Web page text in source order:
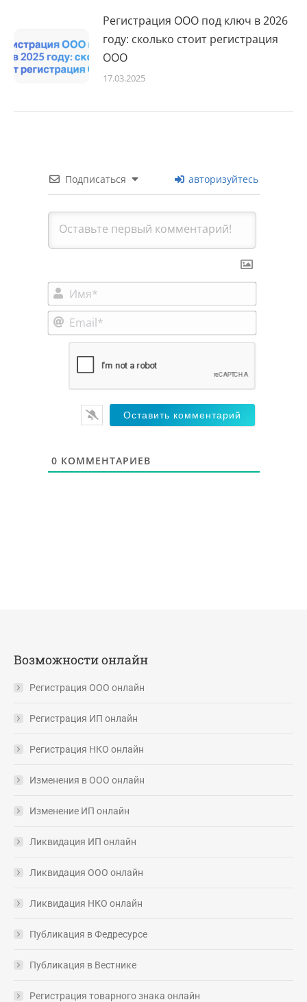
Регистрация ООО под ключ в 2026
году: сколько стоит регистрация
ООО
17.03.2025
Подписаться авторизуйтесь
0 КОММЕНТАРИЕВ
Возможности онлайн
Регистрация ООО онлайн
Регистрация ИП онлайн
Регистрация НКО онлайн
Изменения в ООО онлайн
Изменение ИП онлайн
Ликвидация ИП онлайн
Ликвидация ООО онлайн
Ликвидация НКО онлайн
Публикация в Федресурсе
Публикация в Вестнике
Регистрация товарного знака онлайн